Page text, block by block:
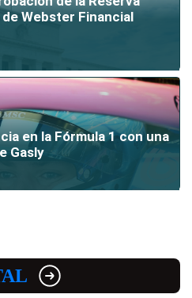
Webster Financial
en la Fórmula 1 con una
Gasly